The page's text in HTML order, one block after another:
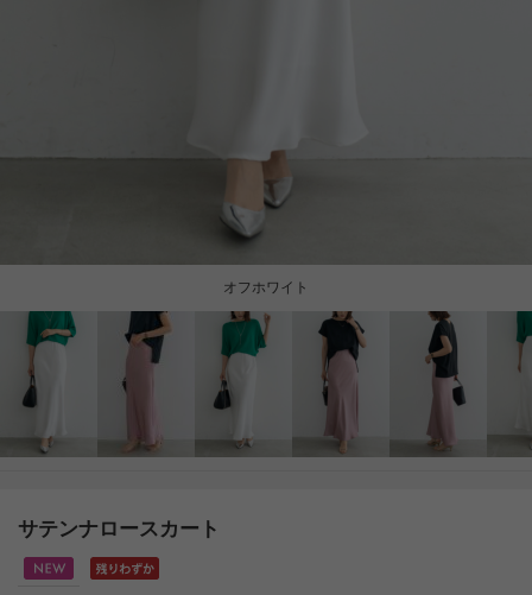
オフホワイト
サテンナロースカート